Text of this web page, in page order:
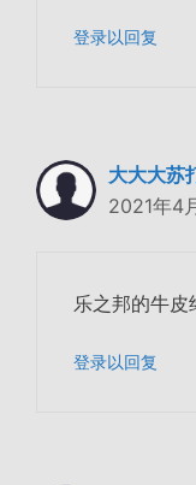
登录以回复
大大大苏
2021年4
乐之邦的牛皮
登录以回复